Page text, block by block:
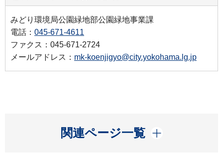
みどり環境局公園緑地部公園緑地事業課
電話： 045-671-4611
ファクス：045-671-2724
メールアドレス： mk-koenjigyo@city.yokohama.lg.jp
関連ページ一覧
開く